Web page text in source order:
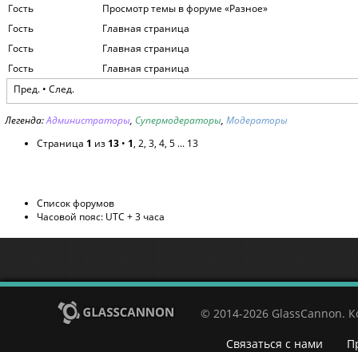
Гость
Просмотр темы в форуме «Разное»
Гость
Главная страница
Гость
Главная страница
Гость
Главная страница
Пред. • След.
Легенда:Администраторы, Супермодераторы, Модераторы
Страница 1 из 13 • 1, 2, 3, 4, 5 ... 13
Список форумов
Часовой пояс: UTC + 3 часа
© 2014-2026 GlassCannon.
Связаться с нами